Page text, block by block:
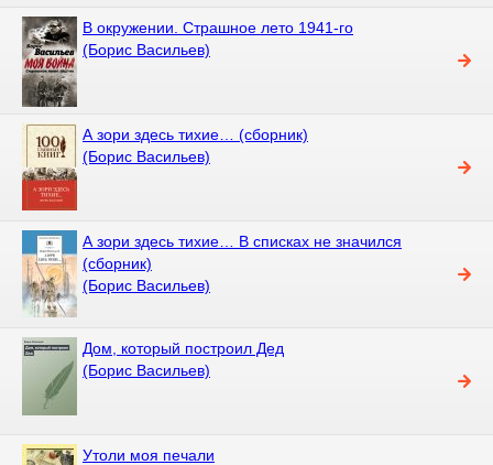
В окружении. Страшное лето 1941-го
(Борис Васильев)
А зори здесь тихие… (сборник)
(Борис Васильев)
А зори здесь тихие… В списках не значился
(сборник)
(Борис Васильев)
Дом, который построил Дед
(Борис Васильев)
Утоли моя печали